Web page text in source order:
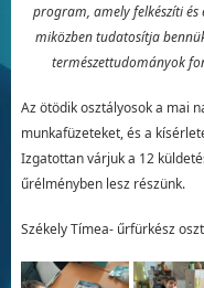
program, amely felkészíti és
miközben tudatosítja
természettudományok
Az ötödik osztályosok a mai
munkafüzeteket, és a
Izgatottan várjuk a 12
űrélményben lesz részünk.
Székely Tímea- űrfürkész